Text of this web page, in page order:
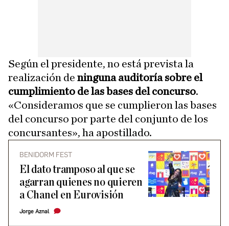
Según el presidente, no está prevista la
realización de ninguna auditoría sobre el
cumplimiento de las bases del concurso.
«Consideramos que se cumplieron las bases
del concurso por parte del conjunto de los
concursantes», ha apostillado.
BENIDORM FEST
El dato tramposo al que se
agarran quienes no quieren
a Chanel en Eurovisión
Jorge Aznal